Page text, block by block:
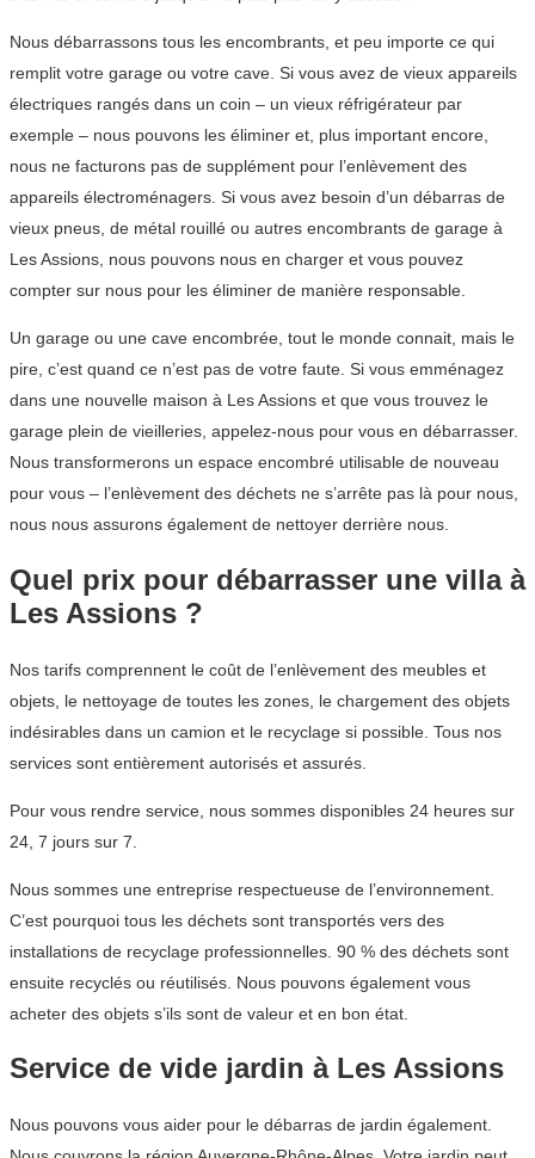
Nous débarrassons tous les encombrants, et peu importe ce qui
remplit votre garage ou votre cave. Si vous avez de vieux appareils
électriques rangés dans un coin – un vieux réfrigérateur par
exemple – nous pouvons les éliminer et, plus important encore,
nous ne facturons pas de supplément pour l’enlèvement des
appareils électroménagers. Si vous avez besoin d’un débarras de
vieux pneus, de métal rouillé ou autres encombrants de garage à
Les Assions, nous pouvons nous en charger et vous pouvez
compter sur nous pour les éliminer de manière responsable.
Un garage ou une cave encombrée, tout le monde connait, mais le
pire, c’est quand ce n’est pas de votre faute. Si vous emménagez
dans une nouvelle maison à Les Assions et que vous trouvez le
garage plein de vieilleries, appelez-nous pour vous en débarrasser.
Nous transformerons un espace encombré utilisable de nouveau
pour vous – l’enlèvement des déchets ne s’arrête pas là pour nous,
nous nous assurons également de nettoyer derrière nous.
Quel prix pour débarrasser une villa à
Les Assions ?
Nos tarifs comprennent le coût de l’enlèvement des meubles et
objets, le nettoyage de toutes les zones, le chargement des objets
indésirables dans un camion et le recyclage si possible. Tous nos
services sont entièrement autorisés et assurés.
Pour vous rendre service, nous sommes disponibles 24 heures sur
24, 7 jours sur 7.
Nous sommes une entreprise respectueuse de l’environnement.
C’est pourquoi tous les déchets sont transportés vers des
installations de recyclage professionnelles. 90 % des déchets sont
ensuite recyclés ou réutilisés. Nous pouvons également vous
acheter des objets s’ils sont de valeur et en bon état.
Service de vide jardin à Les Assions
Nous pouvons vous aider pour le débarras de jardin également.